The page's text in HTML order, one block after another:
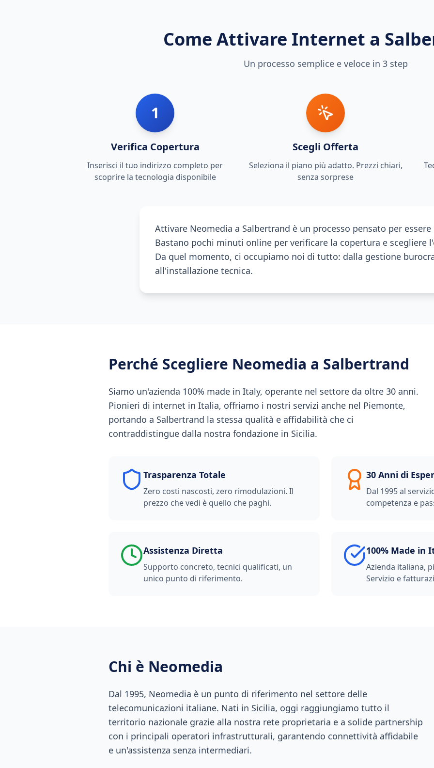
Come Attivare Internet a
Un processo semplice e veloce in 3 step
1
Verifica Copertura
Inserisci il tuo indirizzo completo per
scoprire la tecnologia disponibile
Scegli Offerta
Seleziona il piano più adatto. Prezzi chiari,
senza sorprese
Attivare Neomedia a Salbertrand è un processo pensato per
Bastano pochi minuti online per verificare la copertura e scegliere
Da quel momento, ci occupiamo noi di tutto: dalla gestione
all'installazione tecnica.
Perché Scegliere Neomedia a Salbertrand
Siamo un'azienda 100% made in Italy, operante nel settore da oltre 30 anni.
Pionieri di internet in Italia, offriamo i nostri servizi anche nel Piemonte,
portando a Salbertrand la stessa qualità e affidabilità che ci
contraddistingue dalla nostra fondazione in Sicilia.
Trasparenza Totale
Zero costi nascosti, zero rimodulazioni. Il
prezzo che vedi è quello che paghi.
30 Anni di
Dal 1995 al
competenza e
Assistenza Diretta
Supporto concreto, tecnici qualificati, un
unico punto di riferimento.
100% Made in
Azienda italiana,
Servizio e
Chi è Neomedia
Dal 1995, Neomedia è un punto di riferimento nel settore delle
telecomunicazioni italiane. Nati in Sicilia, oggi raggiungiamo tutto il
territorio nazionale grazie alla nostra rete proprietaria e a solide partnership
con i principali operatori infrastrutturali, garantendo connettività affidabile
e un'assistenza senza intermediari.